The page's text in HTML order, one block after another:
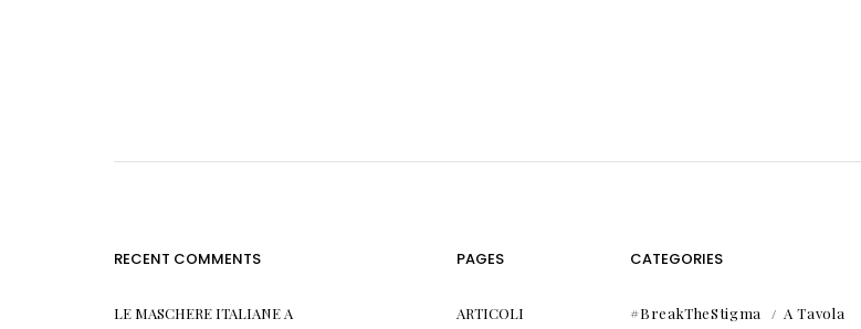
RECENT COMMENTS
LE MASCHERE ITALIANE A
PAGES
ARTICOLI
CATEGORIES
#BreakTheStigma
A Tavola